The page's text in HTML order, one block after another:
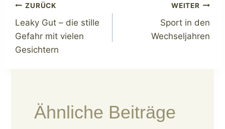
Beitragsnavigation
ZURÜCK
Leaky Gut – die stille
Gefahr mit vielen
Gesichtern
WEITER
Sport in den
Wechseljahren
Ähnliche Beiträge